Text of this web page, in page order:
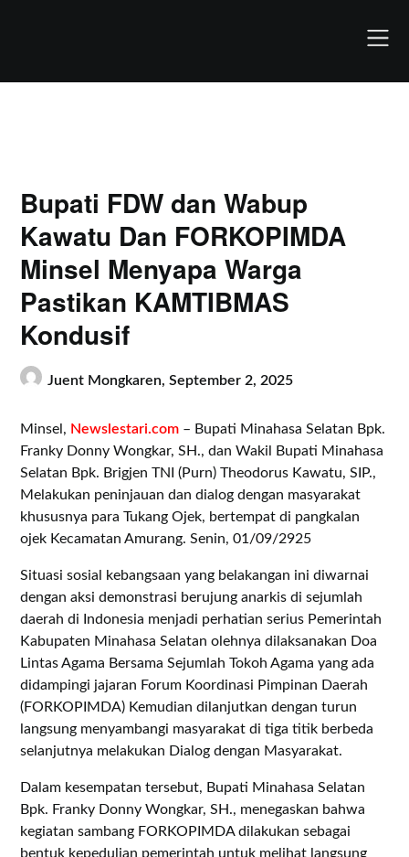
Bupati FDW dan Wabup
Kawatu Dan FORKOPIMDA
Minsel Menyapa Warga
Pastikan KAMTIBMAS
Kondusif
Juent Mongkaren,September 2, 2025
Minsel, Newslestari.com – Bupati Minahasa Selatan Bpk.
Franky Donny Wongkar, SH., dan Wakil Bupati Minahasa
Selatan Bpk. Brigjen TNI (Purn) Theodorus Kawatu, SIP.,
Melakukan peninjauan dan dialog dengan masyarakat
khususnya para Tukang Ojek, bertempat di pangkalan
ojek Kecamatan Amurang. Senin, 01/09/2925
Situasi sosial kebangsaan yang belakangan ini diwarnai
dengan aksi demonstrasi berujung anarkis di sejumlah
daerah di Indonesia menjadi perhatian serius Pemerintah
Kabupaten Minahasa Selatan olehnya dilaksanakan Doa
Lintas Agama Bersama Sejumlah Tokoh Agama yang ada
didampingi jajaran Forum Koordinasi Pimpinan Daerah
(FORKOPIMDA) Kemudian dilanjutkan dengan turun
langsung menyambangi masyarakat di tiga titik berbeda
selanjutnya melakukan Dialog dengan Masyarakat.
Dalam kesempatan tersebut, Bupati Minahasa Selatan
Bpk. Franky Donny Wongkar, SH., menegaskan bahwa
kegiatan sambang FORKOPIMDA dilakukan sebagai
bentuk kepedulian pemerintah untuk melihat langsung